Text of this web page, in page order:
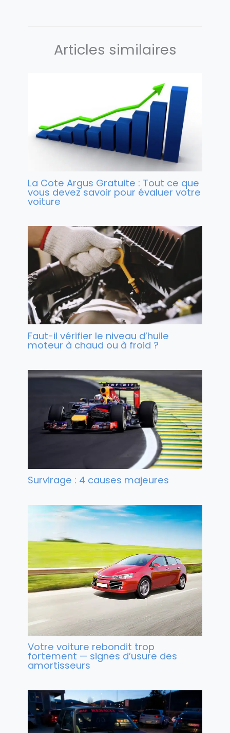
Articles similaires
La Cote Argus Gratuite : Tout ce que
vous devez savoir pour évaluer votre
voiture
Faut-il vérifier le niveau d’huile
moteur à chaud ou à froid ?
Survirage : 4 causes majeures
Votre voiture rebondit trop
fortement — signes d’usure des
amortisseurs